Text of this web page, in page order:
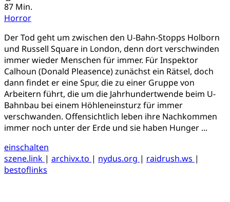
87 Min.
Horror
Der Tod geht um zwischen den U-Bahn-Stopps Holborn
und Russell Square in London, denn dort verschwinden
immer wieder Menschen für immer. Für Inspektor
Calhoun (Donald Pleasence) zunächst ein Rätsel, doch
dann findet er eine Spur, die zu einer Gruppe von
Arbeitern führt, die um die Jahrhundertwende beim U-
Bahnbau bei einem Höhleneinsturz für immer
verschwanden. Offensichtlich leben ihre Nachkommen
immer noch unter der Erde und sie haben Hunger ...
einschalten
szene.link | archivx.to | nydus.org | raidrush.ws |
bestoflinks